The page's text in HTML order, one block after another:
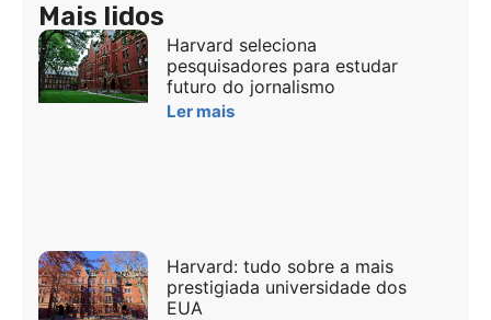
Mais lidos
Harvard seleciona
pesquisadores para estudar
futuro do jornalismo
Ler mais
Harvard: tudo sobre a mais
prestigiada universidade dos
EUA